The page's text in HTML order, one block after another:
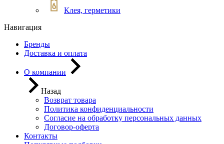
Клея, герметики
Навигация
Бренды
Доставка и оплата
О компании
Назад
Возврат товара
Политика конфиденциальности
Согласие на обработку персональных данных
Договор-оферта
Контакты